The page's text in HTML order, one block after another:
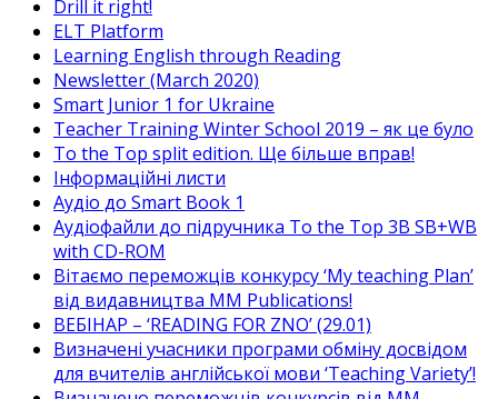
Drill it right!
ELT Platform
Learning English through Reading
Newsletter (March 2020)
Smart Junior 1 for Ukraine
Teacher Training Winter School 2019 – як це було
To the Top split edition. Ще більше вправ!
Інформаційні листи
Аудіо до Smart Book 1
Аудіофайли до підручника To the Top 3B SB+WB
with CD-ROM
Вітаємо переможців конкурсу ‘My teaching Plan’
від видавництва MM Publications!
ВЕБІНАР – ‘READING FOR ZNO’ (29.01)
Визначені учасники програми обміну досвідом
для вчителів англійської мови ‘Teaching Variety’!